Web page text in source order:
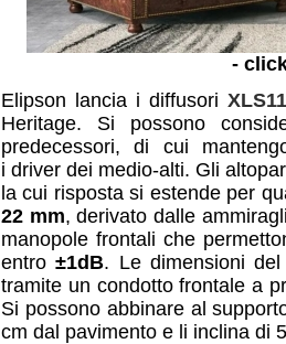
-
Elipson lancia i diffusori XLS11
Heritage. Si possono
predecessori, di cui
i driver dei medio-alti. Gli
la cui risposta si estende per
22 mm, derivato dalle
manopole frontali che
entro±1dB. Le dimensioni
tramite un condotto frontale a
Si possono abbinare al
cm dal pavimento e li inclina di